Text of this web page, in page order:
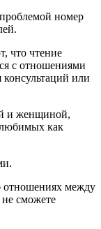
номер
что чтение
с отношениями
или
отношениях между
сможете